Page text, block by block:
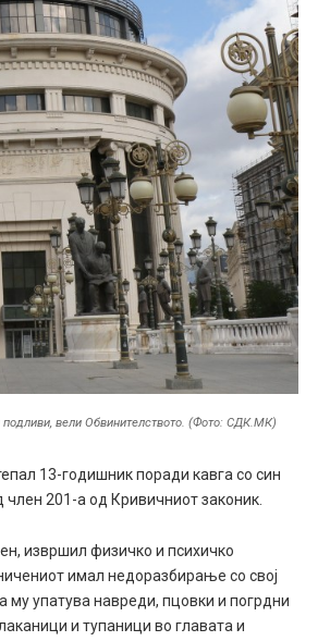
подливи, вели Обвинителството. (Фото: СДК.МК)
13-годишник поради кавга со син
201-а од Кривичниот законик.
извршил физичко и психичко
имал недоразбирање со свој
му упатува навреди, пцовки и погрдни
и тупаници во главата и